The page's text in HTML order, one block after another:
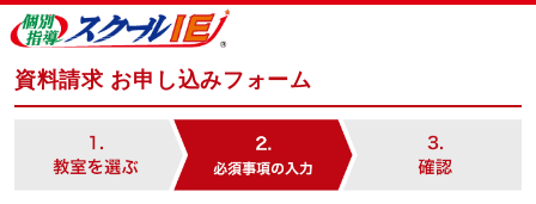
資料請求 お申し込みフォーム